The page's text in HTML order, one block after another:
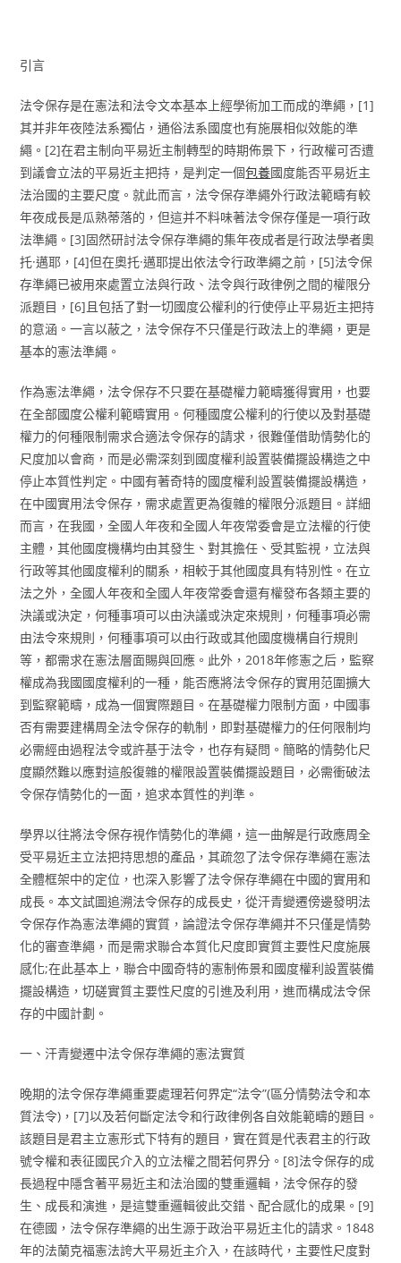
引言
法令保存是在憲法和法令文本基本上經學術加工而成的準繩，[1]
其并非年夜陸法系獨佔，通俗法系國度也有施展相似效能的準
繩。[2]在君主制向平易近主制轉型的時期佈景下，行政權可否遭
到議會立法的平易近主把持，是判定一個包養國度能否平易近主
法治國的主要尺度。就此而言，法令保存準繩外行政法範疇有較
年夜成長是瓜熟蒂落的，但這并不料味著法令保存僅是一項行政
法準繩。[3]固然研討法令保存準繩的集年夜成者是行政法學者奧
托·邁耶，[4]但在奧托·邁耶提出依法令行政準繩之前，[5]法令保
存準繩已被用來處置立法與行政、法令與行政律例之間的權限分
派題目，[6]且包括了對一切國度公權利的行使停止平易近主把持
的意涵。一言以蔽之，法令保存不只僅是行政法上的準繩，更是
基本的憲法準繩。
作為憲法準繩，法令保存不只要在基礎權力範疇獲得實用，也要
在全部國度公權利範疇實用。何種國度公權利的行使以及對基礎
權力的何種限制需求合適法令保存的請求，很難僅借助情勢化的
尺度加以會商，而是必需深刻到國度權利設置裝備擺設構造之中
停止本質性判定。中國有著奇特的國度權利設置裝備擺設構造，
在中國實用法令保存，需求處置更為復雜的權限分派題目。詳細
而言，在我國，全國人年夜和全國人年夜常委會是立法權的行使
主體，其他國度機構均由其發生、對其擔任、受其監視，立法與
行政等其他國度權利的關系，相較于其他國度具有特別性。在立
法之外，全國人年夜和全國人年夜常委會還有權發布各類主要的
決議或決定，何種事項可以由決議或決定來規則，何種事項必需
由法令來規則，何種事項可以由行政或其他國度機構自行規則
等，都需求在憲法層面賜與回應。此外，2018年修憲之后，監察
權成為我國國度權利的一種，能否應將法令保存的實用范圍擴大
到監察範疇，成為一個實際題目。在基礎權力限制方面，中國事
否有需要建構周全法令保存的軌制，即對基礎權力的任何限制均
必需經由過程法令或許基于法令，也存有疑問。簡略的情勢化尺
度顯然難以應對這般復雜的權限設置裝備擺設題目，必需衝破法
令保存情勢化的一面，追求本質性的判準。
學界以往將法令保存視作情勢化的準繩，這一曲解是行政應周全
受平易近主立法把持思想的產品，其疏忽了法令保存準繩在憲法
全體框架中的定位，也深入影響了法令保存準繩在中國的實用和
成長。本文試圖追溯法令保存的成長史，從汗青變遷傍邊發明法
令保存作為憲法準繩的實質，論證法令保存準繩并不只僅是情勢
化的審查準繩，而是需求聯合本質化尺度即實質主要性尺度施展
感化;在此基本上，聯合中國奇特的憲制佈景和國度權利設置裝備
擺設構造，切磋實質主要性尺度的引進及利用，進而構成法令保
存的中國計劃。
一、汗青變遷中法令保存準繩的憲法實質
晚期的法令保存準繩重要處理若何界定“法令”(區分情勢法令和本
質法令)，[7]以及若何斷定法令和行政律例各自效能範疇的題目。
該題目是君主立憲形式下特有的題目，實在質是代表君主的行政
號令權和表征國民介入的立法權之間若何界分。[8]法令保存的成
長過程中隱含著平易近主和法治國的雙重邏輯，法令保存的發
生、成長和演進，是這雙重邏輯彼此交錯、配合感化的成果。[9]
在德國，法令保存準繩的出生源于政治平易近主化的請求。1848
年的法蘭克福憲法誇大平易近主介入，在該時代，主要性尺度對